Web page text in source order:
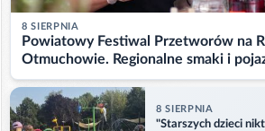
8 SIERPNIA
Powiatowy Festiwal Przetworów na
Otmuchowie. Regionalne smaki i
8 SIERPNIA
"Starszych dzieci